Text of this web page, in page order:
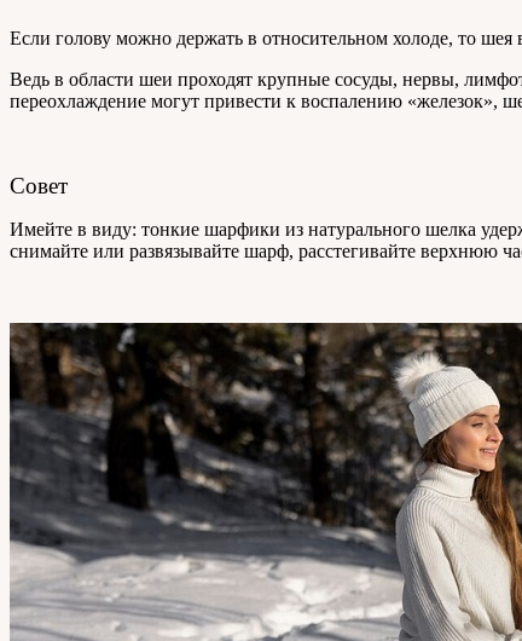
Если голову можно держать в относительном холоде, то
Ведь в области шеи проходят крупные сосуды, нервы,
переохлаждение могут привести к воспалению «железок»,
Совет
Имейте в виду: тонкие шарфики из натурального шелка
снимайте или развязывайте шарф, расстегивайте верхнюю